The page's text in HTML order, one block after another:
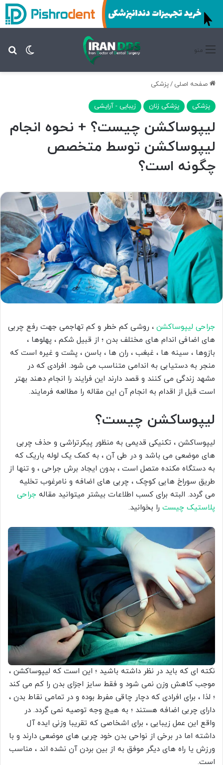
تغییر منو
صفحه اصلی /پزشکی
پزشکی پزشکی زنان زیبایی - آرایشی
لیپوساکشن چیست؟ + نحوه انجام
ليپوساکشن توسط متخصص
چگونه است؟
جراحی لیپوساکشن ، روشی کم خطر و کم تهاجمی جهت رفع چربی
های اضافی اندام های مختلف بدن ؛ از قبیل شکم ، پهلوها ،
بازوها ، سینه ها ، غبغب ، ران ها ، باسن ، پشت و غیره است که
منجر به دستیابی به اندامی متناسب می شود. افرادی که در
مشهد زندگی می کنند و قصد دارند این فرایند را انجام دهند بهتر
است قبل از اقدام به انجام آن این مقاله را مطالعه فرمایند.
لیپوساکشن چیست؟
لیپوساکشن ، تکنیکی قدیمی به منظور پیکرتراشی و حذف چربی
های موضعی می باشد و در طی آن ، به کمک یک لوله باریک که
به دستگاه مکنده متصل است ، بدون ایجاد برش جراحی ، و تنها از
طریق سوراخ هایی کوچک ، چربی های اضافه و نامرغوب تخلیه
می گردد. البته برای کسب اطلاعات بیشتر میتوانید مقاله جراحی
پلاستیک چیست را بخوانید.
نکته ای که باید در نظر داشته باشید ؛ این است که لیپوساکشن ،
موجب کاهش وزن نمی شود و فقط سایز اجزای بدن را کم می کند
؛ لذا ، برای افرادی که دچار چاقی مفرط بوده و در تمامی نقاط بدن ،
دارای چربی اضافه هستند ؛ به هیچ وجه توصیه نمی گردد. در
واقع این عمل زیبایی ، برای اشخاصی که تقریبا وزنی ایده آل
داشته اما در برخی از نواحی بدن خود چربی های موضعی دارند و با
ورزش یا راه های دیگر موفق به از بین بردن آن نشده اند ، مناسب
است.